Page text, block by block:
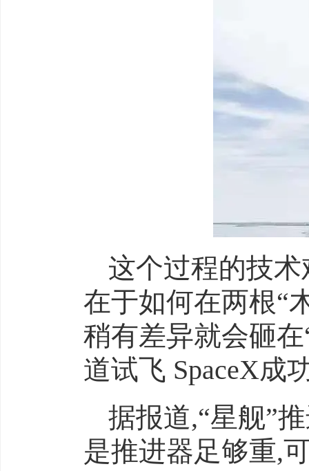
这个过程的技
在于如何在两根“
稍有差异就会砸
道试飞 SpaceX成
据报道,“星舰”
是推进器足够重,